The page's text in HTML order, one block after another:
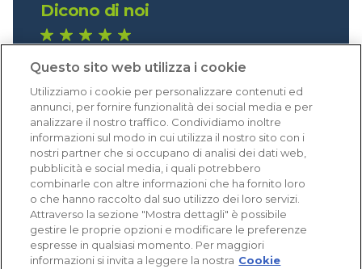
Dicono di noi
Eccellente (4,8)
Acquisti verificati
Questo sito web utilizza i cookie
Utilizziamo i cookie per personalizzare contenuti ed
annunci, per fornire funzionalità dei social media e per
analizzare il nostro traffico. Condividiamo inoltre
informazioni sul modo in cui utilizza il nostro sito con i
nostri partner che si occupano di analisi dei dati web,
pubblicità e social media, i quali potrebbero
combinarle con altre informazioni che ha fornito loro
o che hanno raccolto dal suo utilizzo dei loro servizi.
Attraverso la sezione "Mostra dettagli" è possibile
gestire le proprie opzioni e modificare le preferenze
espresse in qualsiasi momento. Per maggiori
informazioni si invita a leggere la nostra Cookie